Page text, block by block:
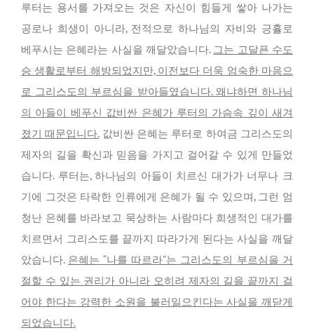
루터는 용서를 가져오는 것은 자신이 힘들게 쌓아 나가는
공로나 희생이 아니라, 전적으로 하나님의 자비와 긍휼로
베푸시는 은혜라는 사실을 깨달았습니다. 그는 고달픈 수도
승 생활로부터 해방되었지만, 이전보다 더욱 엄숙한 마음으
로 그리스도의 부르심을 받아들였습니다. 왜냐하면 하나님
의 아들이 베푸신 값비싼 은혜가 루터의 가슴속 깊이 새겨
졌기 때문입니다.값비싼 은혜는 루터로 하여금 그리스도의
제자의 길을 확신과 믿음을 가지고 걸어갈 수 있게 만들었
습니다. 루터는, 하나님의 아들이 치르신 대가가 너무나 크
기에 그것은 타락한 인류에게 은혜가 될 수 있으며, 그런 엄
청난 은혜를 바라보고 묵상하는 사람마다 희생적인 대가를
치르면서 그리스도를 끝까지 따라가게 된다는 사실을 깨달
았습니다. 은혜는 “나를 따르라”는 그리스도의 부르심을 거
절할 수 있는 권리가 아니라 오히려 제자의 길을 끝까지 걸
어야 한다는 강력한 소원을 불러일으킨다는 사실을 깨닫게
되었습니다.